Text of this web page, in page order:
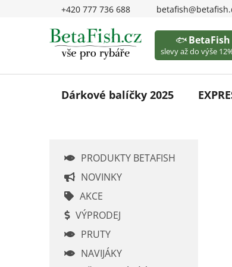
+420 777 736 688
🐟
slevy až do výše
Dárkové balíčky 2025
PRODUKTY BETAFISH
NOVINKY
AKCE
VÝPRODEJ
PRUTY
NAVIJÁKY